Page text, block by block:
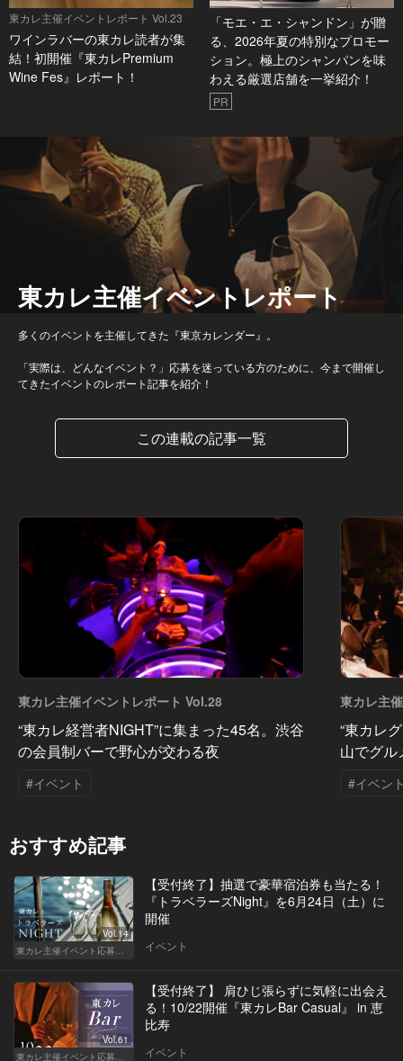
東カレ主催イベントレポート Vol.23
ワインラバーの東カレ読者が集
結！初開催『東カレPremium
Wine Fes』レポート！
「モエ・エ・シャンドン」が贈
る、2026年夏の特別なプロモー
ション。極上のシャンパンを味
わえる厳選店舗を一挙紹介！
PR
東カレ主催イベントレポート
多くのイベントを主催してきた『東京カレンダー』。
「実際は、どんなイベント？」応募を迷っている方のために、今まで開催し
てきたイベントのレポート記事を紹介！
この連載の記事一覧
東カレ主催イベントレポート Vol.28
“東カレ経営者NIGHT”に集まった45名。渋谷
の会員制バーで野心が交わる夜
#イベント
東カレ主
“東カレ
山でグ
#イベン
おすすめ記事
Vol.14
東カレ主催イベント応募詳細記事一覧
【受付終了】抽選で豪華宿泊券も当たる！
『トラベラーズNight』を6月24日（土）に
開催
イベント
Vol.61
東カレ主催イベント応募詳細記事一覧
【受付終了】 肩ひじ張らずに気軽に出会え
る！10/22開催『東カレBar Casual』 in 恵
比寿
イベント